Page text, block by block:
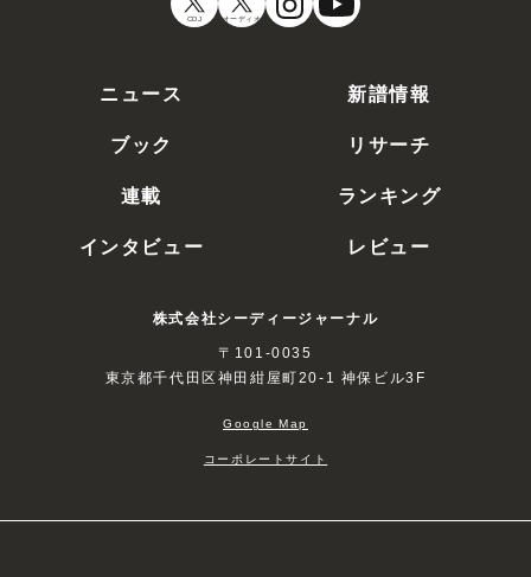
CDJ オーディオ
ニュース
新譜情報
ブック
リサーチ
連載
ランキング
インタビュー
レビュー
株式会社シーディージャーナル
〒101-0035
東京都千代田区神田紺屋町20-1 神保ビル3F
Google Map
コーポレートサイト